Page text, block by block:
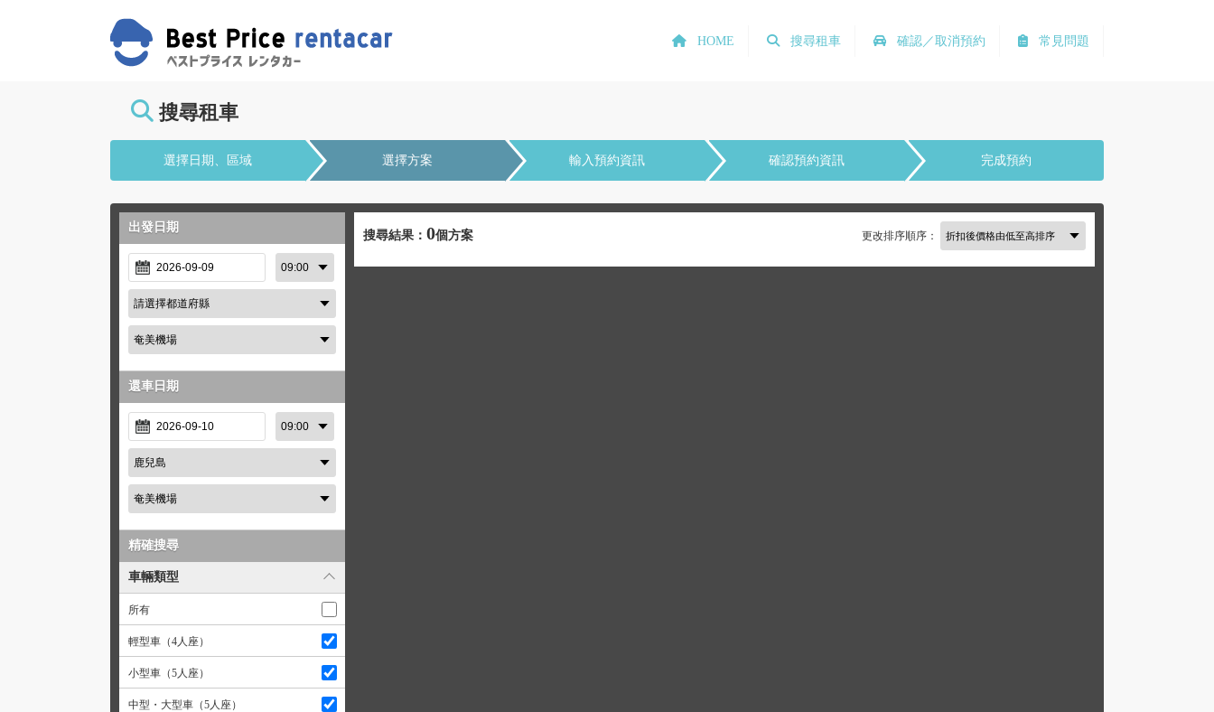
常見問題
確認／取消預約
搜尋租車
HOME
搜尋租車
選擇日期、區域 選擇方案 輸入預約資訊 確認預約資訊 完成預約
出發日期
還車日期
精確搜尋
車輛類型
所有
輕型車（4人座）
小型車（5人座）
中型・大型車（5人座）
搜尋結果： 0個方案 更改排序順序：